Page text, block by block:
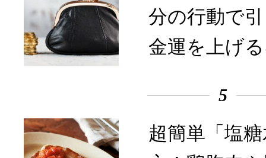
分の行動で
金運を上げ
5
超簡単「塩